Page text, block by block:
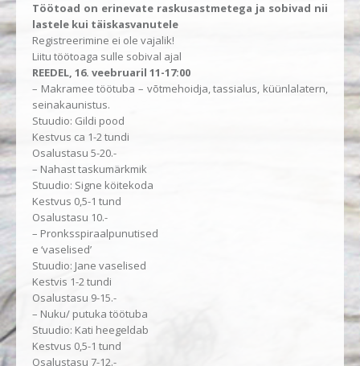
Töötoad on erinevate raskusastmetega ja sobivad nii
lastele kui täiskasvanutele
Registreerimine ei ole vajalik!
Liitu töötoaga sulle sobival ajal
REEDEL, 16. veebruaril 11-17:00
– Makramee töötuba – võtmehoidja, tassialus, küünlalatern,
seinakaunistus.
Stuudio: Gildi pood
Kestvus ca 1-2 tundi
Osalustasu 5-20.-
– Nahast taskumärkmik
Stuudio: Signe köitekoda
Kestvus 0,5-1 tund
Osalustasu 10.-
– Pronksspiraalpunutised
e ‘vaselised’
Stuudio: Jane vaselised
Kestvis 1-2 tundi
Osalustasu 9-15.-
– Nuku/ putuka töötuba
Stuudio: Kati heegeldab
Kestvus 0,5-1 tund
Osalustasu 7-12.-